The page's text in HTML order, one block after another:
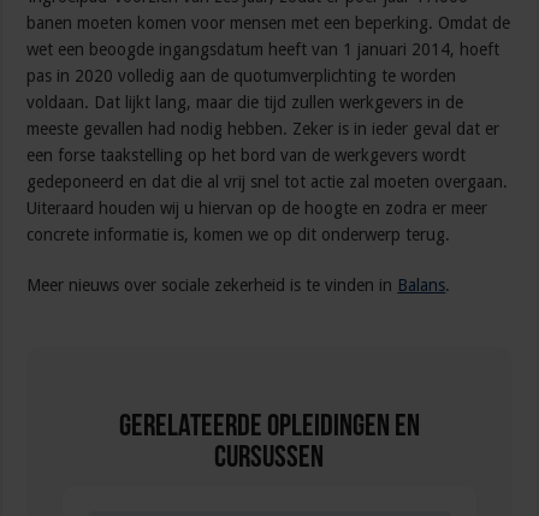
banen moeten komen voor mensen met een beperking. Omdat de
wet een beoogde ingangsdatum heeft van 1 januari 2014, hoeft
pas in 2020 volledig aan de quotumverplichting te worden
voldaan. Dat lijkt lang, maar die tijd zullen werkgevers in de
meeste gevallen had nodig hebben. Zeker is in ieder geval dat er
een forse taakstelling op het bord van de werkgevers wordt
gedeponeerd en dat die al vrij snel tot actie zal moeten overgaan.
Uiteraard houden wij u hiervan op de hoogte en zodra er meer
concrete informatie is, komen we op dit onderwerp terug.
Meer nieuws over sociale zekerheid is te vinden in Balans.
Gerelateerde Opleidingen en
Cursussen